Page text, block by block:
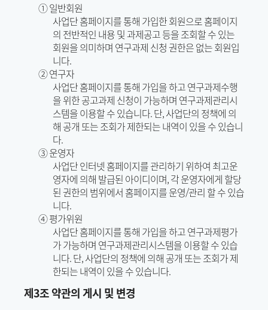
① 일반회원
사업단 홈페이지를 통해 가입한 회원으로 홈페이지
의 전반적인 내용 및 과제공고 등을 조회할 수 있는
회원을 의미하며 연구과제 신청 권한은 없는 회원입
니다.
② 연구자
사업단 홈페이지를 통해 가입을 하고 연구과제수행
을 위한 공고과제 신청이 가능하며 연구과제관리시
스템을 이용할 수 있습니다. 단, 사업단의 정책에 의
해 공개 또는 조회가 제한되는 내역이 있을 수 있습니
다.
③ 운영자
사업단 인터넷 홈페이지를 관리하기 위하여 최고운
영자에 의해 발급된 아이디이며, 각 운영자에게 할당
된 권한의 범위에서 홈페이지를 운영/관리 할 수 있습
니다.
④ 평가위원
사업단 홈페이지를 통해 가입을 하고 연구과제평가
가 가능하며 연구과제관리시스템을 이용할 수 있습
니다. 단, 사업단의 정책에 의해 공개 또는 조회가 제
한되는 내역이 있을 수 있습니다.
제3조 약관의 게시 및 변경